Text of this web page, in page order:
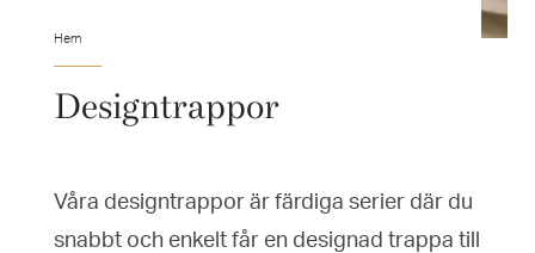
Hem
Designtrappor
Våra designtrappor är färdiga serier där du
snabbt och enkelt får en designad trappa till